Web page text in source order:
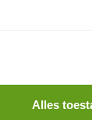
Alles
vallen, dan
en 's
Costa Rica.